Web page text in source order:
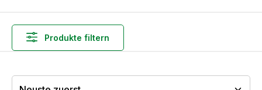
Produkte filtern